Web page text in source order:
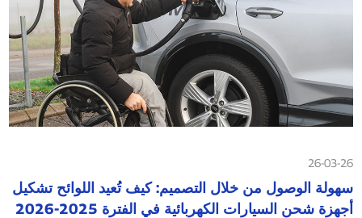
26-03-26
سهولة الوصول من خلال التصميم: كيف تُعيد اللوائح تشكيل
أجهزة شحن السيارات الكهربائية في الفترة 2025-2026